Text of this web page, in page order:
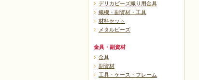
デリカビーズ織り用金具
織機・副資材・工具
材料セット
メタルビーズ
金具・副資材
金具
副資材
工具・ケース・フレーム